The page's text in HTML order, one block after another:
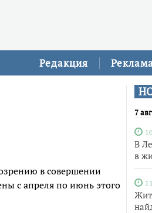
Редакция
7
В
в
в совершении
с апреля по июнь этого